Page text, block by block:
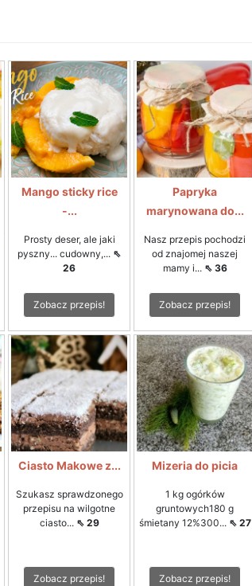
Mango sticky rice
-...
Prosty deser, ale jaki
pyszny... cudowny,... ⇖
26
Zobacz przepis!
Papryka
marynowana do...
Nasz przepis pochodzi
od znajomej naszej
mamy i... ⇖ 36
Zobacz przepis!
Ciasto Makowe z...
Szukasz sprawdzonego
przepisu na wilgotne
ciasto... ⇖ 29
Zobacz przepis!
Mizeria do picia
1 kg ogórków
gruntowych180 g
śmietany 12%300... ⇖ 27
Zobacz przepis!